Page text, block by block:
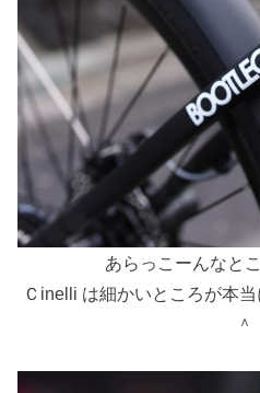
あらっこーんなと
Ｃinelli は細かいところが本
＾